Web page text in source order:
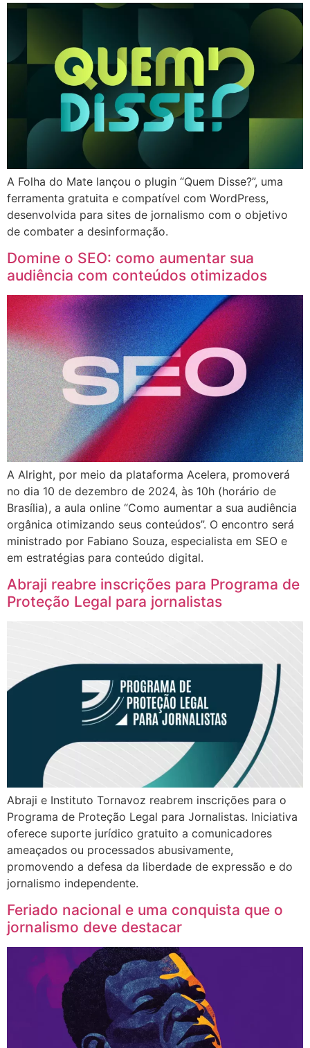
A Folha do Mate lançou o plugin “Quem Disse?”, uma
ferramenta gratuita e compatível com WordPress,
desenvolvida para sites de jornalismo com o objetivo
de combater a desinformação.
Domine o SEO: como aumentar sua
audiência com conteúdos otimizados
A Alright, por meio da plataforma Acelera, promoverá
no dia 10 de dezembro de 2024, às 10h (horário de
Brasília), a aula online “Como aumentar a sua audiência
orgânica otimizando seus conteúdos”. O encontro será
ministrado por Fabiano Souza, especialista em SEO e
em estratégias para conteúdo digital.
Abraji reabre inscrições para Programa de
Proteção Legal para jornalistas
Abraji e Instituto Tornavoz reabrem inscrições para o
Programa de Proteção Legal para Jornalistas. Iniciativa
oferece suporte jurídico gratuito a comunicadores
ameaçados ou processados abusivamente,
promovendo a defesa da liberdade de expressão e do
jornalismo independente.
Feriado nacional e uma conquista que o
jornalismo deve destacar